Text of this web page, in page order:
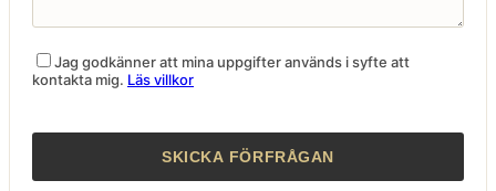
Jag godkänner att mina uppgifter används i syfte att
kontakta mig. Läs villkor